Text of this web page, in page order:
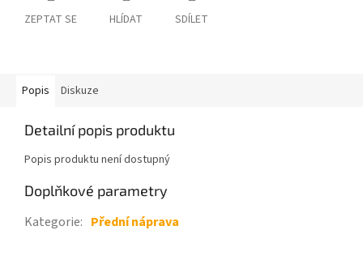
ZEPTAT SE HLÍDAT SDÍLET
Popis Diskuze
Detailní popis produktu
Popis produktu není dostupný
Doplňkové parametry
Kategorie: Přední náprava